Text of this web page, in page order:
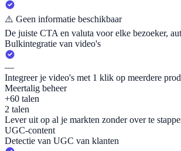
⚠️ Geen informatie beschikbaar
De juiste CTA en valuta voor elke bezoeker,
Bulkintegratie van video's
—
Integreer je video's met 1 klik op meerdere
Meertalig beheer
+60 talen
2 talen
Lever uit op al je markten zonder over te
UGC-content
Detectie van UGC van klanten